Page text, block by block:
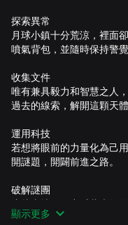
探索異常
月球小鎮十分荒涼，裡面
噴氣背包，並隨時保持警
收集文件
唯有兼具毅力和智慧之人
過去的線索，解開這顆天體
運用科技
若想將眼前的力量化為己
開謎題，開闢前進之路。
破解謎團
這片土地不僅充斥著未知
須銘記科學家的經驗與警
顯示更多